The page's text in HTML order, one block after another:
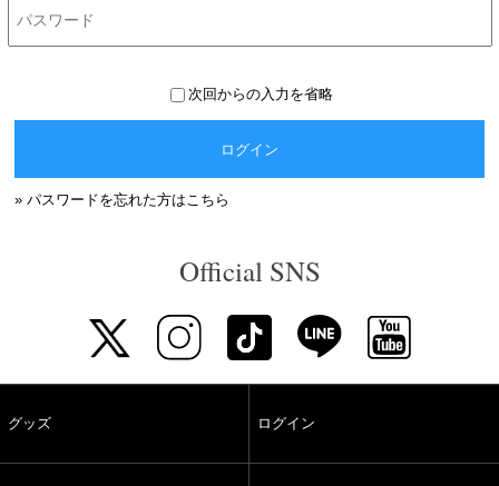
次回からの入力を省略
ログイン
» パスワードを忘れた方はこちら
Official SNS
グッズ ログイン